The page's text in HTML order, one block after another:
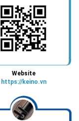
Website
https://keino.vn